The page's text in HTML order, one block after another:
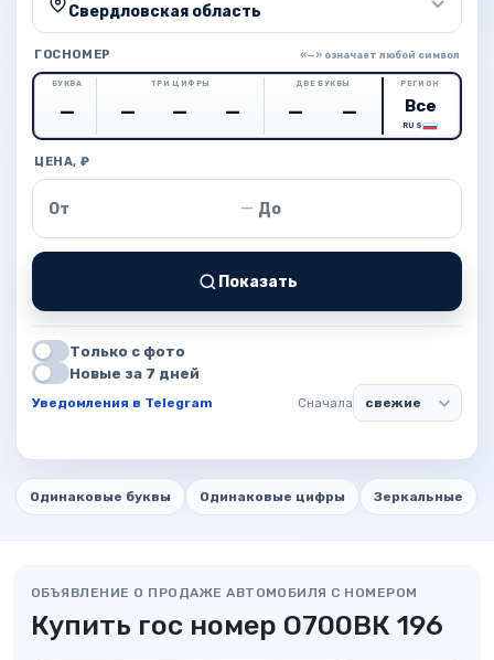
Свердловская область
ГОСНОМЕР «—» означает любой символ
БУКВА ТРИ ЦИФРЫ ДВЕ БУКВЫ РЕГИОН
RUS
ЦЕНА, ₽
Цена от — Цена до
Показать
Только с фото
Новые за 7 дней
Уведомления в Telegram Сначала
Одинаковые буквы Одинаковые цифры Зеркальные
ОБЪЯВЛЕНИЕ О ПРОДАЖЕ АВТОМОБИЛЯ С НОМЕРОМ
Купить гос номер О700ВК 196